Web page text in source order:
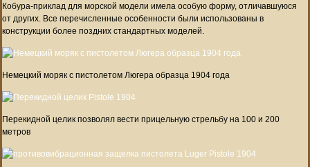
Кобура-приклад для морской модели имела особую форму, отличавшуюся
от других. Все перечисленные особенности были использованы в
конструкции более поздних стандартных моделей.
Немецкий моряк с пистолетом Люгера образца 1904 года
Перекидной целик позволял вести прицельную стрельбу на 100 и 200
метров